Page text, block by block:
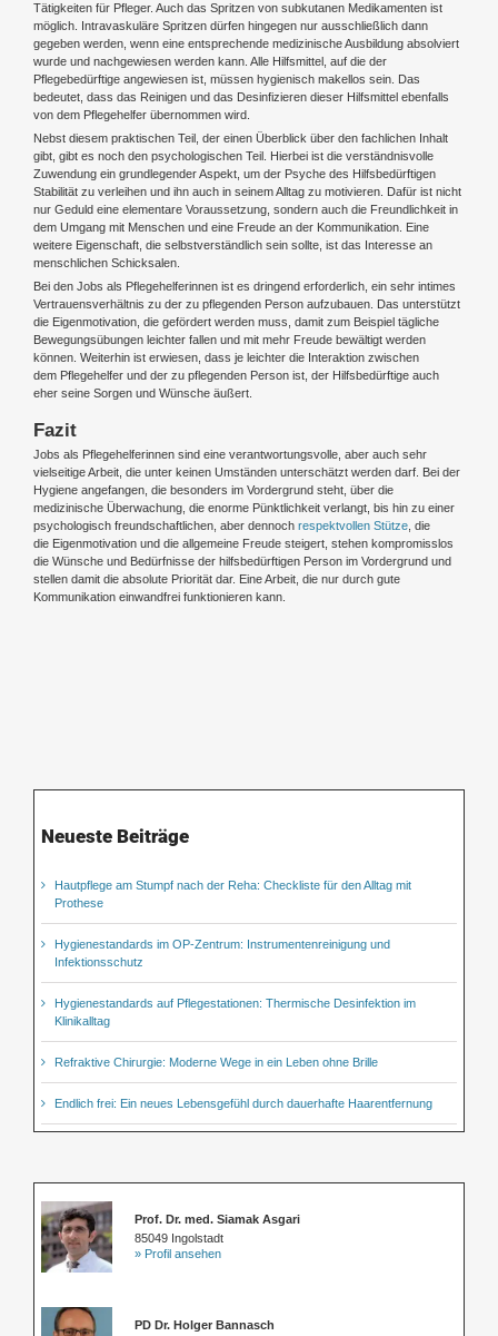
Tätigkeiten für Pfleger. Auch das Spritzen von subkutanen Medikamenten ist
möglich. Intravaskuläre Spritzen dürfen hingegen nur ausschließlich dann
gegeben werden, wenn eine entsprechende medizinische Ausbildung absolviert
wurde und nachgewiesen werden kann. Alle Hilfsmittel, auf die der
Pflegebedürftige angewiesen ist, müssen hygienisch makellos sein. Das
bedeutet, dass das Reinigen und das Desinfizieren dieser Hilfsmittel ebenfalls
von dem Pflegehelfer übernommen wird.
Nebst diesem praktischen Teil, der einen Überblick über den fachlichen Inhalt
gibt, gibt es noch den psychologischen Teil. Hierbei ist die verständnisvolle
Zuwendung ein grundlegender Aspekt, um der Psyche des Hilfsbedürftigen
Stabilität zu verleihen und ihn auch in seinem Alltag zu motivieren. Dafür ist nicht
nur Geduld eine elementare Voraussetzung, sondern auch die Freundlichkeit in
dem Umgang mit Menschen und eine Freude an der Kommunikation. Eine
weitere Eigenschaft, die selbstverständlich sein sollte, ist das Interesse an
menschlichen Schicksalen.
Bei den Jobs als Pflegehelferinnen ist es dringend erforderlich, ein sehr intimes
Vertrauensverhältnis zu der zu pflegenden Person aufzubauen. Das unterstützt
die Eigenmotivation, die gefördert werden muss, damit zum Beispiel tägliche
Bewegungsübungen leichter fallen und mit mehr Freude bewältigt werden
können. Weiterhin ist erwiesen, dass je leichter die Interaktion zwischen
dem Pflegehelfer und der zu pflegenden Person ist, der Hilfsbedürftige auch
eher seine Sorgen und Wünsche äußert.
Fazit
Jobs als Pflegehelferinnen sind eine verantwortungsvolle, aber auch sehr
vielseitige Arbeit, die unter keinen Umständen unterschätzt werden darf. Bei der
Hygiene angefangen, die besonders im Vordergrund steht, über die
medizinische Überwachung, die enorme Pünktlichkeit verlangt, bis hin zu einer
psychologisch freundschaftlichen, aber dennoch respektvollen Stütze, die
die Eigenmotivation und die allgemeine Freude steigert, stehen kompromisslos
die Wünsche und Bedürfnisse der hilfsbedürftigen Person im Vordergrund und
stellen damit die absolute Priorität dar. Eine Arbeit, die nur durch gute
Kommunikation einwandfrei funktionieren kann.
Neueste Beiträge
Hautpflege am Stumpf nach der Reha: Checkliste für den Alltag mit
Prothese
Hygienestandards im OP-Zentrum: Instrumentenreinigung und
Infektionsschutz
Hygienestandards auf Pflegestationen: Thermische Desinfektion im
Klinikalltag
Refraktive Chirurgie: Moderne Wege in ein Leben ohne Brille
Endlich frei: Ein neues Lebensgefühl durch dauerhafte Haarentfernung
Prof. Dr. med. Siamak Asgari
85049 Ingolstadt
» Profil ansehen
PD Dr. Holger Bannasch